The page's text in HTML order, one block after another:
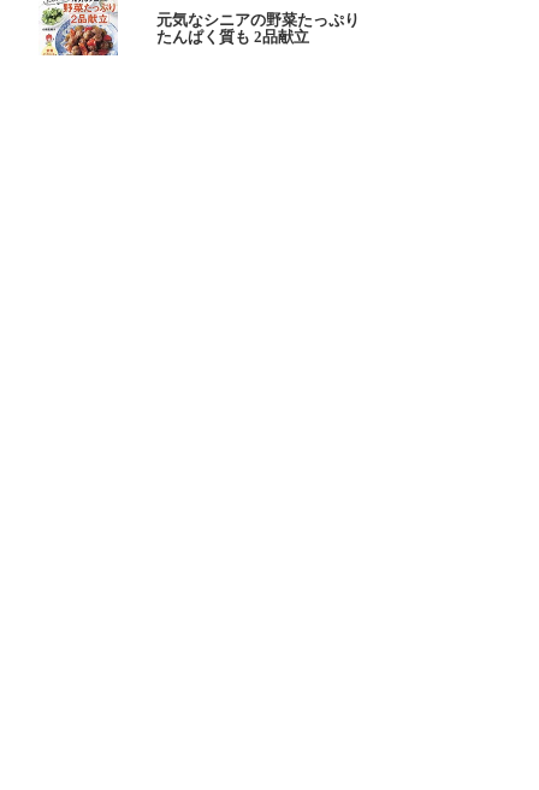
元気なシニアの野菜たっぷり
たんぱく質も 2品献立